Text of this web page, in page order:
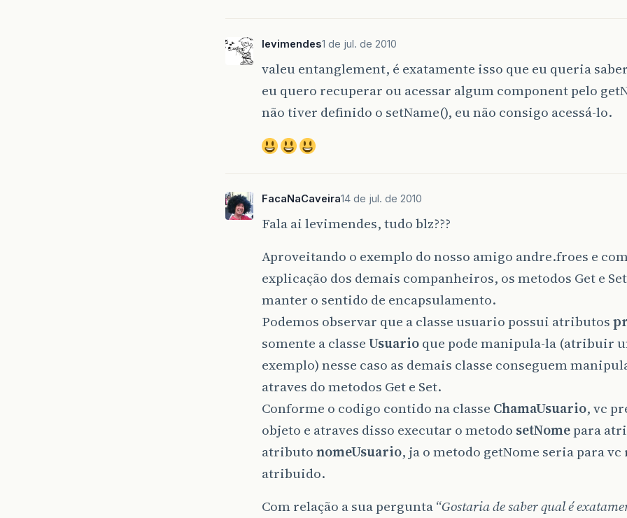
levimendes1 de jul. de 2010
valeu entanglement, é exatamente isso que eu queria
eu quero recuperar ou acessar algum component pelo
não tiver definido o setName(), eu não consigo acessá-lo.
FacaNaCaveira14 de jul. de 2010
Fala ai levimendes, tudo blz???
Aproveitando o exemplo do nosso amigo andre.froes e
explicação dos demais companheiros, os metodos Get e
manter o sentido de encapsulamento.
Podemos observar que a classe usuario possui atributos
somente a classeUsuarioque pode manipula-la (atribuir
exemplo) nesse caso as demais classe conseguem
atraves do metodos Get e Set.
Conforme o codigo contido na classe ChamaUsuario, vc
objeto e atraves disso executar o metodo setNomepara
atributonomeUsuario, ja o metodo getNome seria para
atribuido.
Com relação a sua pergunta “Gostaria de saber qual é